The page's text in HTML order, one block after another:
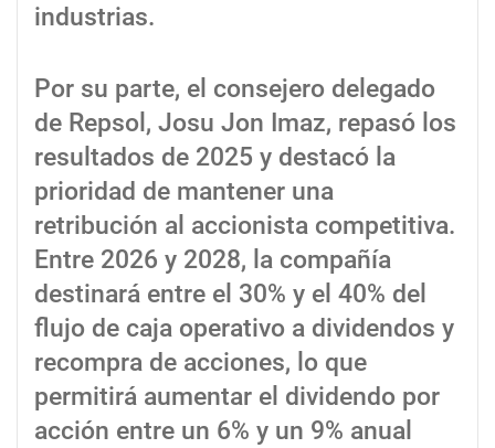
industrias.
Por su parte, el consejero delegado
de Repsol, Josu Jon Imaz, repasó los
resultados de 2025 y destacó la
prioridad de mantener una
retribución al accionista competitiva.
Entre 2026 y 2028, la compañía
destinará entre el 30% y el 40% del
flujo de caja operativo a dividendos y
recompra de acciones, lo que
permitirá aumentar el dividendo por
acción entre un 6% y un 9% anual